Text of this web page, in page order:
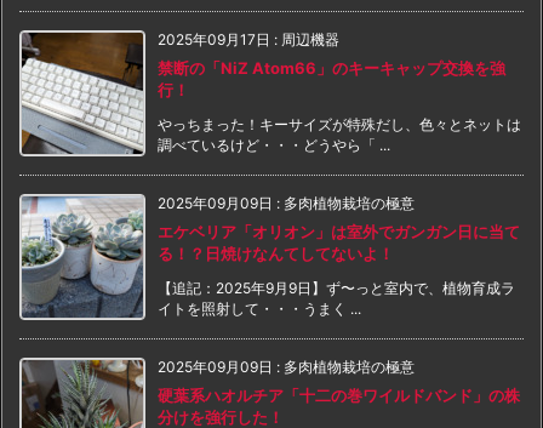
2025年09月17日 : 周辺機器
禁断の「NiZ Atom66」のキーキャップ交換を強
行！
やっちまった！キーサイズが特殊だし、色々とネットは
調べているけど・・・どうやら「 ...
2025年09月09日 : 多肉植物栽培の極意
エケベリア「オリオン」は室外でガンガン日に当て
る！？日焼けなんてしてないよ！
【追記：2025年9月9日】ず〜っと室内で、植物育成ラ
イトを照射して・・・うまく ...
2025年09月09日 : 多肉植物栽培の極意
硬葉系ハオルチア「十二の巻ワイルドバンド」の株
分けを強行した！